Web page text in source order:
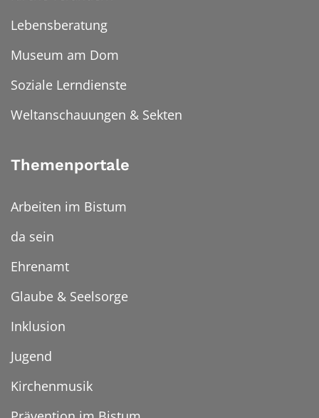
Lebensberatung
Museum am Dom
Soziale Lerndienste
Weltanschauungen & Sekten
Themenportale
Arbeiten im Bistum
da sein
Ehrenamt
Glaube & Seelsorge
Inklusion
Jugend
Kirchenmusik